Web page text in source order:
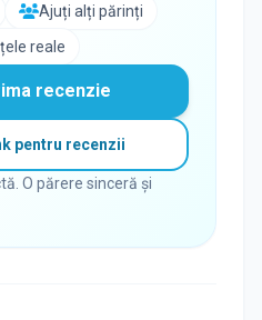
Ajuți alți părinți
reale
recenzie
pentru recenzii
O părere sinceră și